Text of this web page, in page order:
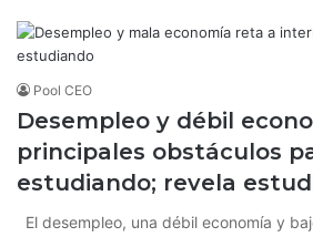
Pool CEO
Desempleo y débil
principales obstáculos
estudiando; revela
El desempleo, una débil economía y